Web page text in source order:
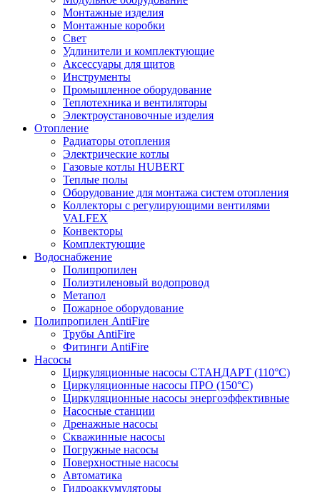
Монтажные изделия
Монтажные коробки
Свет
Удлинители и комплектующие
Аксессуары для щитов
Инструменты
Промышленное оборудование
Теплотехника и вентиляторы
Электроустановочные изделия
Отопление
Радиаторы отопления
Электрические котлы
Газовые котлы HUBERT
Теплые полы
Оборудование для монтажа систем отопления
Коллекторы с регулирующими вентилями
VALFEX
Конвекторы
Комплектующие
Водоснабжение
Полипропилен
Полиэтиленовый водопровод
Метапол
Пожарное оборудование
Полипропилен AntiFire
Трубы AntiFire
Фитинги AntiFire
Насосы
Циркуляционные насосы СТАНДАРТ (110°C)
Циркуляционные насосы ПРО (150°C)
Циркуляционные насосы энергоэффективные
Насосные станции
Дренажные насосы
Скважинные насосы
Погружные насосы
Поверхностные насосы
Автоматика
Гидроаккумуляторы